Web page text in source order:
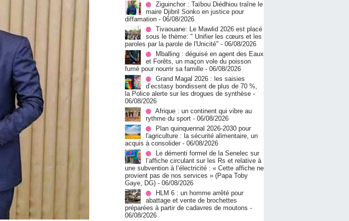
Ziguinchor : Taïbou Diédhiou traîne le
maire Djibril Sonko en justice pour
diffamation - 06/08/2026
Tivaouane: Le Mawlid 2026 est placé
sous le thème: " Unifier les cœurs et les
paroles par la parole de l'Unicité" - 06/08/2026
Mballing : déguisé en agent des Eaux
et Forêts, un maçon vole du poisson
fumé pour nourrir sa famille - 06/08/2026
Grand Magal 2026 : les saisies
d’ecstasy bondissent de plus de 70 %,
la Police alerte sur les drogues de synthèse -
06/08/2026
Afrique : un continent qui vibre au
rythme du sport - 06/08/2026
Plan quinquennal 2026-2030 pour
l'agriculture : la sécurité alimentaire, un
acquis à consolider - 06/08/2026
Le démenti formel de la Senelec sur
l’affiche circulant sur les Rs et relative à
une subvention à l’électricité : « Cette affiche ne
provient pas de nos services » (Papa Toby
Gaye, DG) - 06/08/2026
HLM 6 : un homme arrêté pour
abattage et vente de brochettes
préparées à partir de cadavres de moutons -
06/08/2026